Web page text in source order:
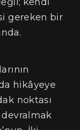
gereken bir
hikâyeye
noktası
devralmak